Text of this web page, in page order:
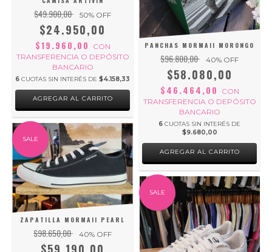
$49.900,00 50% OFF
$24.950,00
$19.960,00
CON
TRANSFERENCIA O DEPÓSITO
BANCARIO
6 CUOTAS SIN INTERÉS DE $4.158,33
AGREGAR AL CARRITO
PANCHAS MORMAII MORONGO
$96.800,00 40% OFF
$58.080,00
$46.464,00
CON
TRANSFERENCIA O DEPÓSITO
BANCARIO
6 CUOTAS SIN INTERÉS DE
$9.680,00
AGREGAR AL CARRITO
SALE
ZAPATILLA MORMAII PEARL
$98.650,00 40% OFF
SALE